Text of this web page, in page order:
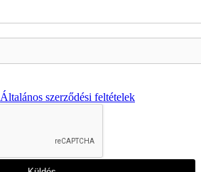
Általános szerződési feltételek